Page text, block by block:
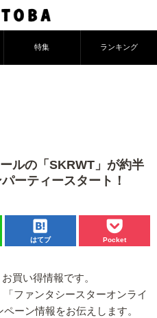
特集 ランキング
ルの「SKRWT」が約半
ーティースタート！
はてブ Pocket
買い得情報です。
ファンタシースターオンライ
ーン情報をお伝えします。